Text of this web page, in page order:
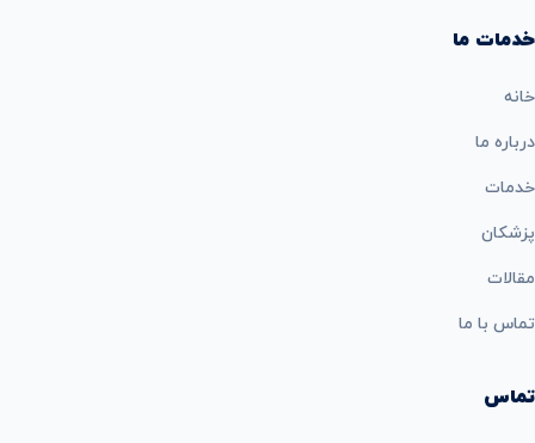
خدمات ما
خانه
درباره ما
خدمات
پزشکان
مقالات
تماس با ما
تماس